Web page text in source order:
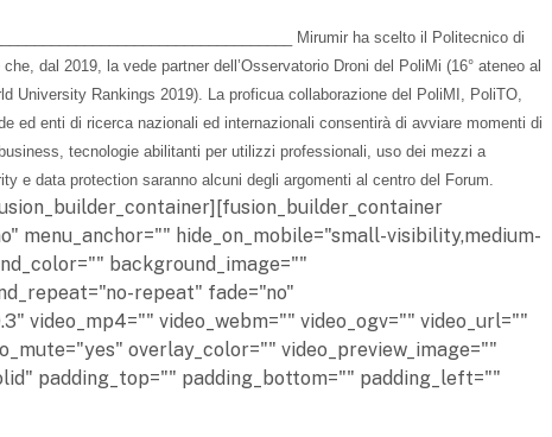
Mirumir ha scelto il Politecnico di
dal 2019, la vede partner dell’Osservatorio Droni del PoliMi (16° ateneo al
University Rankings 2019). La proficua collaborazione del PoliMI, PoliTO,
ed enti di ricerca nazionali ed internazionali consentirà di avviare momenti di
tecnologie abilitanti per utilizzi professionali, uso dei mezzi a
e data protection saranno alcuni degli argomenti al centro del Forum.
menu_anchor="" hide_on_mobile="small-visibility,medium-
background_image=""
repeat" fade="no"
video_mp4="" video_webm="" video_ogv="" video_url=""
overlay_color="" video_preview_image=""
padding_top="" padding_bottom="" padding_left=""